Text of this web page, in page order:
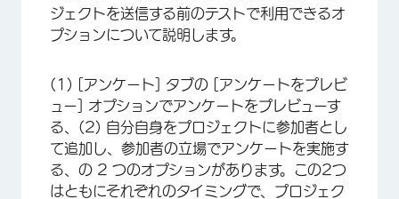
FAQs
ジェクトを送信する前のテストで利用できるオ
プションについて説明します。
(1) [アンケート] タブの [アンケートをプレビ
ュー] オプションでアンケートをプレビューす
る、(2) 自分自身をプロジェクトに参加者とし
て追加し、参加者の立場でアンケートを実施す
る、の 2 つのオプションがあります。この2つ
はともにそれぞれのタイミングで、プロジェク